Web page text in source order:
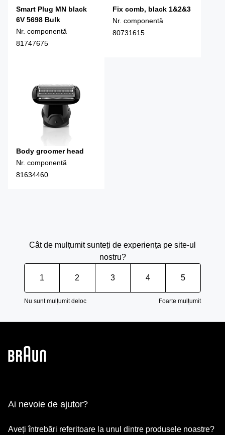
Smart Plug MN black
6V 5698 Bulk
Nr. componentă
81747675
Fix comb, black 1&2&3
Nr. componentă
80731615
Body groomer head
Nr. componentă
81634460
Cât de mulțumit sunteți de experiența pe site-ul
nostru?
1 2 3 4 5
Nu sunt mulțumit deloc Foarte mulțumit
Ai nevoie de ajutor?
Aveți întrebări referitoare la unul dintre produsele noastre?